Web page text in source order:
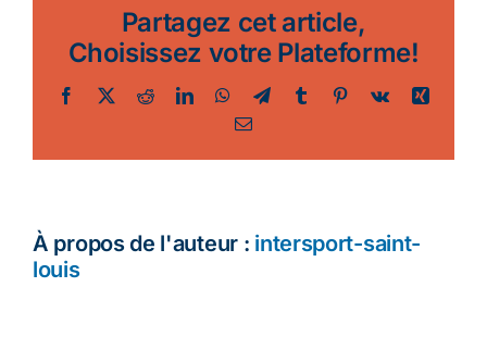
Partagez cet article,
Choisissez votre Plateforme!
Facebook
TwitterRedditLinkedInWhatsApp
TelegramTumblr Pinterest
Vk
Xing
Email
À propos de l'auteur : intersport-saint-
louis